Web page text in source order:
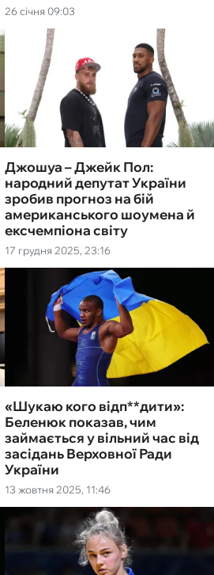
26 січня 09:03
17 грудня 2025, 23:16
Джошуа – Джейк Пол:
народний депутат України
зробив прогноз на бій
американського шоумена й
ексчемпіона світу
13 жовтня 2025, 11:46
«Шукаю кого відп**дити»:
Беленюк показав, чим
займається у вільний час від
засідань Верховної Ради
України